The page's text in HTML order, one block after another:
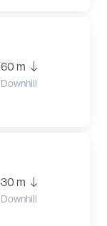
60 m
Downhill
30 m
Downhill